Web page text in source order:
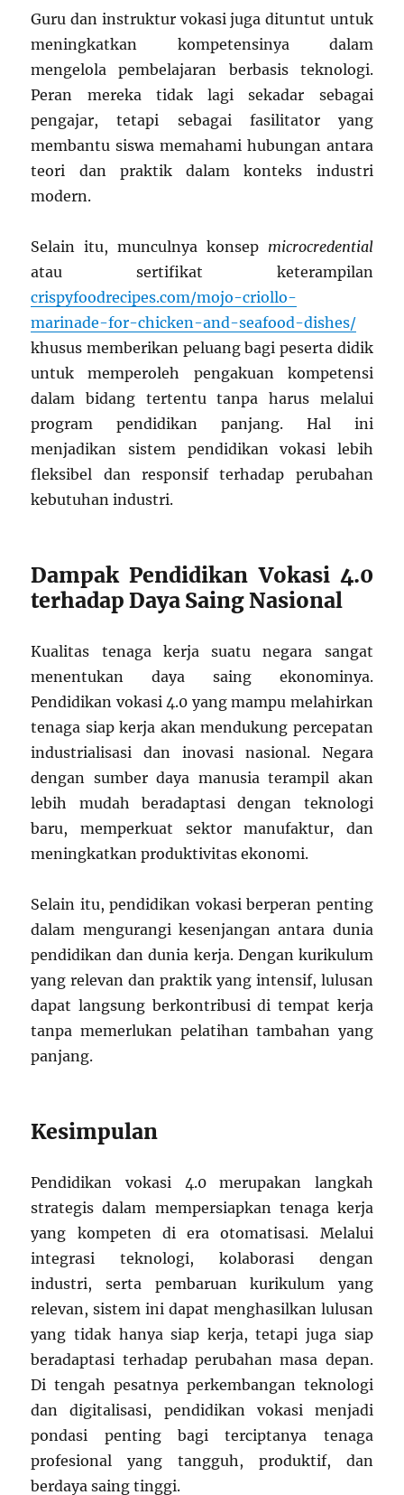
Guru dan instruktur vokasi juga dituntut untuk
meningkatkan kompetensinya dalam
mengelola pembelajaran berbasis teknologi.
Peran mereka tidak lagi sekadar sebagai
pengajar, tetapi sebagai fasilitator yang
membantu siswa memahami hubungan antara
teori dan praktik dalam konteks industri
modern.
Selain itu, munculnya konsep microcredential
atau sertifikat keterampilan
crispyfoodrecipes.com/mojo-criollo-
marinade-for-chicken-and-seafood-dishes/
khusus memberikan peluang bagi peserta didik
untuk memperoleh pengakuan kompetensi
dalam bidang tertentu tanpa harus melalui
program pendidikan panjang. Hal ini
menjadikan sistem pendidikan vokasi lebih
fleksibel dan responsif terhadap perubahan
kebutuhan industri.
Dampak Pendidikan Vokasi 4.0
terhadap Daya Saing Nasional
Kualitas tenaga kerja suatu negara sangat
menentukan daya saing ekonominya.
Pendidikan vokasi 4.0 yang mampu melahirkan
tenaga siap kerja akan mendukung percepatan
industrialisasi dan inovasi nasional. Negara
dengan sumber daya manusia terampil akan
lebih mudah beradaptasi dengan teknologi
baru, memperkuat sektor manufaktur, dan
meningkatkan produktivitas ekonomi.
Selain itu, pendidikan vokasi berperan penting
dalam mengurangi kesenjangan antara dunia
pendidikan dan dunia kerja. Dengan kurikulum
yang relevan dan praktik yang intensif, lulusan
dapat langsung berkontribusi di tempat kerja
tanpa memerlukan pelatihan tambahan yang
panjang.
Kesimpulan
Pendidikan vokasi 4.0 merupakan langkah
strategis dalam mempersiapkan tenaga kerja
yang kompeten di era otomatisasi. Melalui
integrasi teknologi, kolaborasi dengan
industri, serta pembaruan kurikulum yang
relevan, sistem ini dapat menghasilkan lulusan
yang tidak hanya siap kerja, tetapi juga siap
beradaptasi terhadap perubahan masa depan.
Di tengah pesatnya perkembangan teknologi
dan digitalisasi, pendidikan vokasi menjadi
pondasi penting bagi terciptanya tenaga
profesional yang tangguh, produktif, dan
berdaya saing tinggi.